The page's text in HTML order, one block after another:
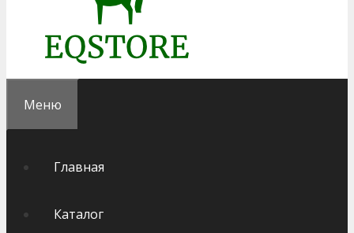
Меню
Главная
Каталог